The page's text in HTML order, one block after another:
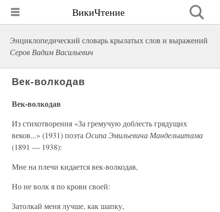
ВикиЧтение
Энциклопедический словарь крылатых слов и выражений
Серов Вадим Васильевич
Век-волкодав
Век-волкодав
Из стихотворения «За гремучую доблесть грядущих
веков...» (1931) поэта Осипа Эмильевича Мандельштама
(1891 — 1938):
Мне на плечи кидается век-волкодав,
Но не волк я по крови своей:
Затолкай меня лучше, как шапку,